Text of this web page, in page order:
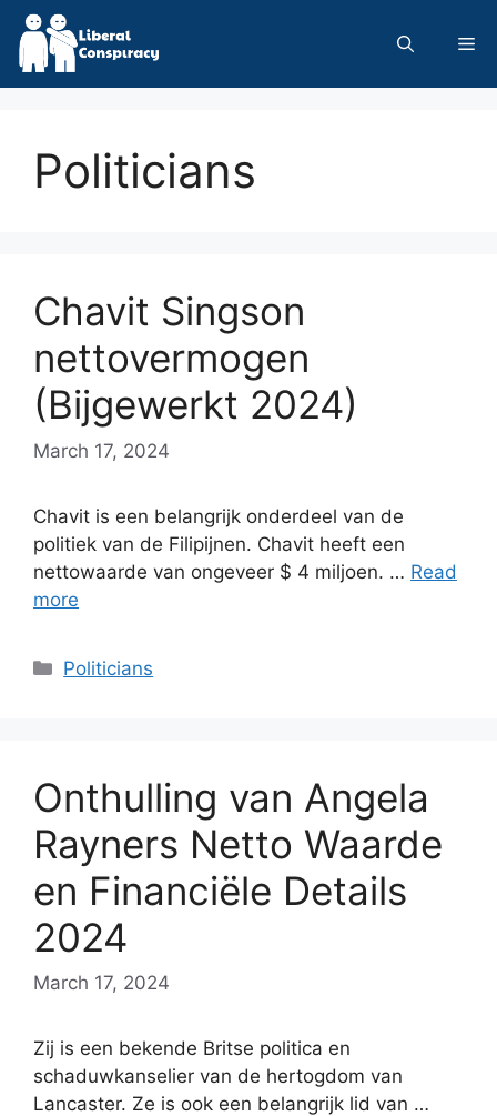
Skip
content
Politicians
Chavit Singson
nettovermogen
(Bijgewerkt 2024)
March 17, 2024
Chavit is een belangrijk onderdeel van de
politiek van de Filipijnen. Chavit heeft een
nettowaarde van ongeveer $ 4 miljoen. … Read
more
Categories
Politicians
Onthulling van Angela
Rayners Netto Waarde
en Financiële Details
2024
March 17, 2024
Zij is een bekende Britse politica en
schaduwkanselier van de hertogdom van
Lancaster. Ze is ook een belangrijk lid van …